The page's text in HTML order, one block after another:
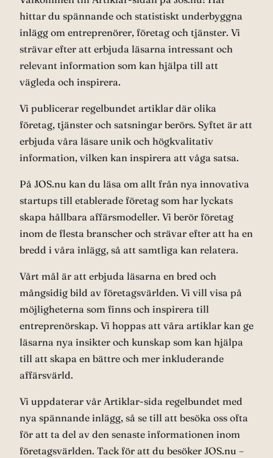
hittar du spännande och statistiskt underbyggna
inlägg om entreprenörer, företag och tjänster. Vi
strävar efter att erbjuda läsarna intressant och
relevant information som kan hjälpa till att
vägleda och inspirera.
Vi publicerar regelbundet artiklar där olika
företag, tjänster och satsningar berörs. Syftet är att
erbjuda våra läsare unik och högkvalitativ
information, vilken kan inspirera att våga satsa.
På JOS.nu kan du läsa om allt från nya innovativa
startups till etablerade företag som har lyckats
skapa hållbara affärsmodeller. Vi berör företag
inom de flesta branscher och strävar efter att ha en
bredd i våra inlägg, så att samtliga kan relatera.
Vårt mål är att erbjuda läsarna en bred och
mångsidig bild av företagsvärlden. Vi vill visa på
möjligheterna som finns och inspirera till
entreprenörskap. Vi hoppas att våra artiklar kan ge
läsarna nya insikter och kunskap som kan hjälpa
till att skapa en bättre och mer inkluderande
affärsvärld.
Vi uppdaterar vår Artiklar-sida regelbundet med
nya spännande inlägg, så se till att besöka oss ofta
för att ta del av den senaste informationen inom
företagsvärlden. Tack för att du besöker JOS.nu –